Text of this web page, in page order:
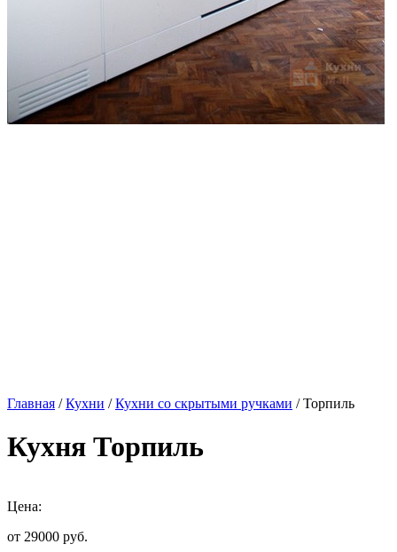
Главная /Кухни /Кухни со скрытыми ручками / Торпиль
Кухня Торпиль
Цена:
от 29000 руб.